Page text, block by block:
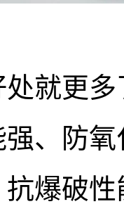
处就更
、防氧
爆破性